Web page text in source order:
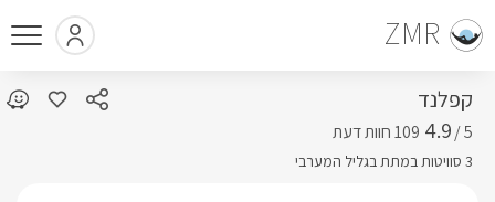
ZMR
קפלנד
5 /
4.9
3 סוויטות במתת בגליל המערבי